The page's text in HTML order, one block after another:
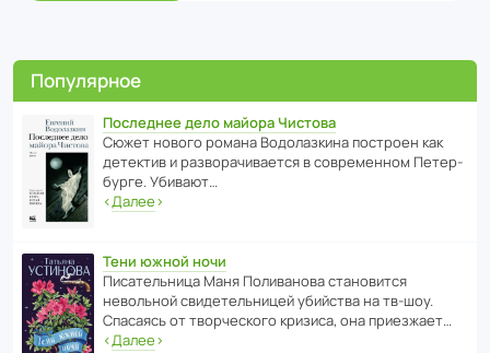
Популярное
Последнее дело майора Чистова
Сюжет нового романа Водо­ла­з­кина пост­роен как
дете­ктив и разво­ра­чи­ва­ется в совре­менном Пете­р­
бурге. Убивают…
‹Далее›
Тени южной ночи
Писа­тель­ница Маня Поли­ва­нова стано­вится
невольной свиде­тель­ницей убийства на тв-шоу.
Спасаясь от твор­че­с­кого кризиса, она приезжает…
‹Далее›